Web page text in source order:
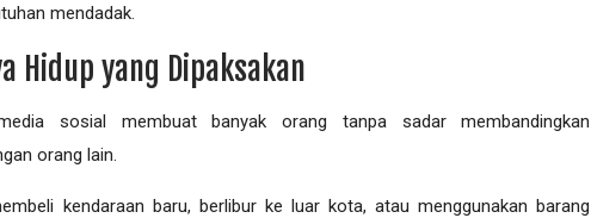
mendadak.
Hidup yang Dipaksakan
sosial membuat banyak orang tanpa sadar membandingkan
orang lain.
kendaraan baru, berlibur ke luar kota, atau menggunakan barang